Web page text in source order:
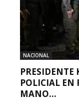
NACIONAL
PRESIDENTE
POLICIAL EN
MANO...